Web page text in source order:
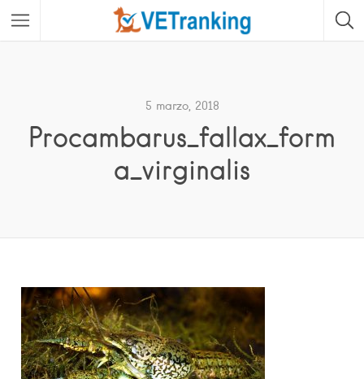
5 marzo, 2018
Procambarus_fallax_form
a_virginalis